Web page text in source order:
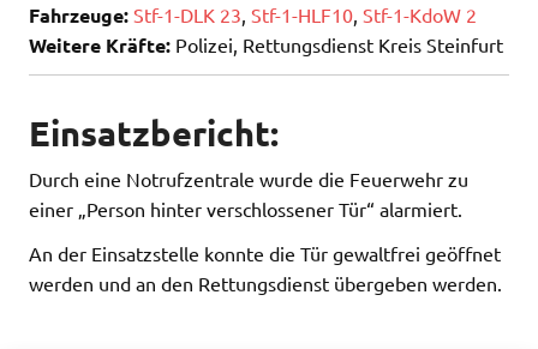
Fahrzeuge: Stf-1-DLK 23 Stf-1-HLF10 Stf-1-KdoW 2
Weitere Kräfte: Polizei, Rettungsdienst Kreis Steinfurt
Einsatzbericht:
Durch eine Notrufzentrale wurde die Feuerwehr zu
einer „Person hinter verschlossener Tür“ alarmiert.
An der Einsatzstelle konnte die Tür gewaltfrei geöffnet
werden und an den Rettungsdienst übergeben werden.